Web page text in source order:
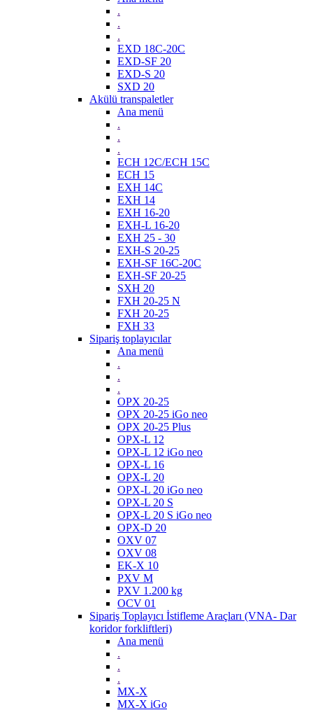
.
.
.
EXD 18C-20C
EXD-SF 20
EXD-S 20
SXD 20
Akülü transpaletler
Ana menü
.
.
.
ECH 12C/ECH 15C
ECH 15
EXH 14C
EXH 14
EXH 16-20
EXH-L 16-20
EXH 25 - 30
EXH-S 20-25
EXH-SF 16C-20C
EXH-SF 20-25
SXH 20
FXH 20-25 N
FXH 20-25
FXH 33
Sipariş toplayıcılar
Ana menü
.
.
.
OPX 20-25
OPX 20-25 iGo neo
OPX 20-25 Plus
OPX-L 12
OPX-L 12 iGo neo
OPX-L 16
OPX-L 20
OPX-L 20 iGo neo
OPX-L 20 S
OPX-L 20 S iGo neo
OPX-D 20
OXV 07
OXV 08
EK-X 10
PXV M
PXV 1.200 kg
OCV 01
Sipariş Toplayıcı İstifleme Araçları (VNA- Dar
koridor forkliftleri)
Ana menü
.
.
.
MX-X
MX-X iGo